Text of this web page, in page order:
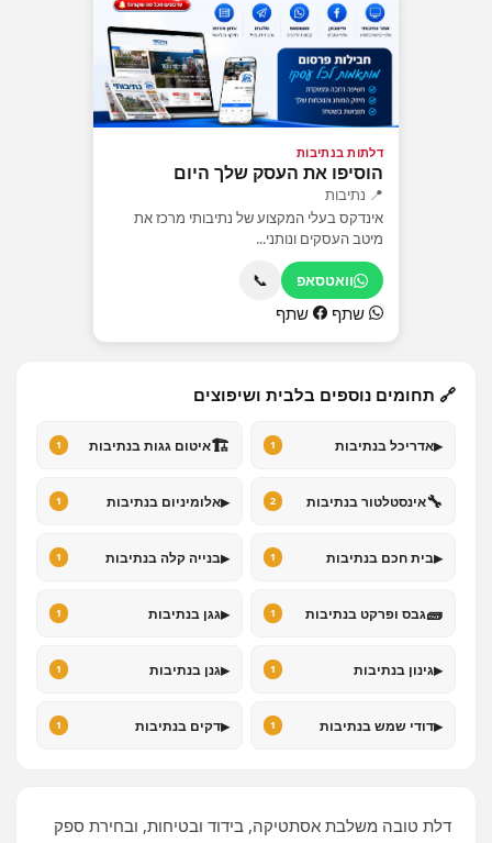
דלתות בנתיבות
הוסיפו את העסק שלך היום
📍 נתיבות
אינדקס בעלי המקצוע של נתיבותי מרכז את
מיטב העסקים ונותני...
וואטסאפ 📞
שתף שתף
🔗 תחומים נוספים בלבית ושיפוצים
▸אדריכל בנתיבות 1
🏗️איטום גגות בנתיבות 1
🔧אינסטלטור בנתיבות 2
▸אלומיניום בנתיבות 1
▸בית חכם בנתיבות 1
▸בנייה קלה בנתיבות 1
🧱גבס ופרקט בנתיבות 1
▸גגן בנתיבות 1
▸גינון בנתיבות 1
▸גנן בנתיבות 1
▸דודי שמש בנתיבות 1
▸דקים בנתיבות 1
דלת טובה משלבת אסתטיקה, בידוד ובטיחות, ובחירת ספק